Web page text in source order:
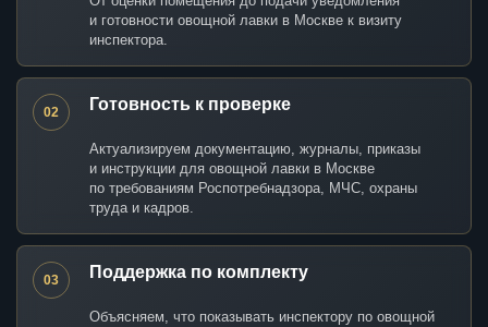
и готовности овощной лавки в Москве к визиту
инспектора.
02 Готовность к проверке
Актуализируем документацию, журналы, приказы
и инструкции для овощной лавки в Москве
по требованиям Роспотребнадзора, МЧС, охраны
труда и кадров.
03 Поддержка по комплекту
Объясняем, что показывать инспектору по овощной